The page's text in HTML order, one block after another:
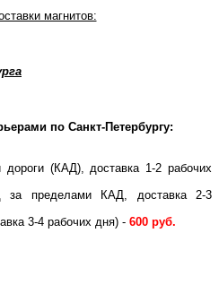
магнитов:
по Санкт-Петербургу:
(КАД), доставка 1-2 рабочих
за пределами КАД, доставка 2-3
3-4 рабочих дня) - 600 руб.